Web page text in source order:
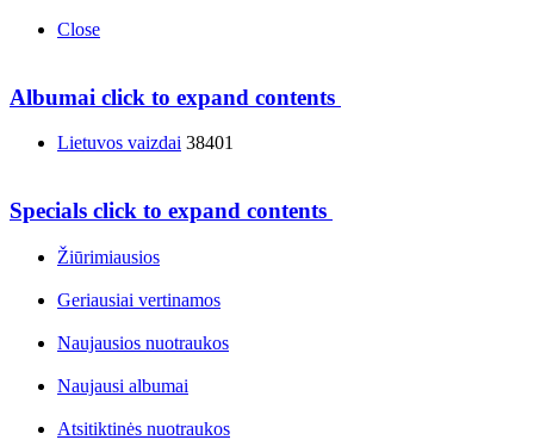
Close
Albumai click to expand contents
Lietuvos vaizdai 38401
Specials click to expand contents
Žiūrimiausios
Geriausiai vertinamos
Naujausios nuotraukos
Naujausi albumai
Atsitiktinės nuotraukos